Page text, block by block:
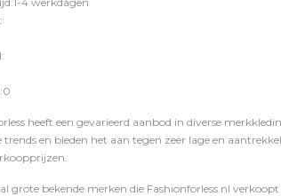
heeft een gevarieerd aanbod in diverse
trends en bieden het aan tegen zeer lage en
grote bekende merken die Fashionforless.nl